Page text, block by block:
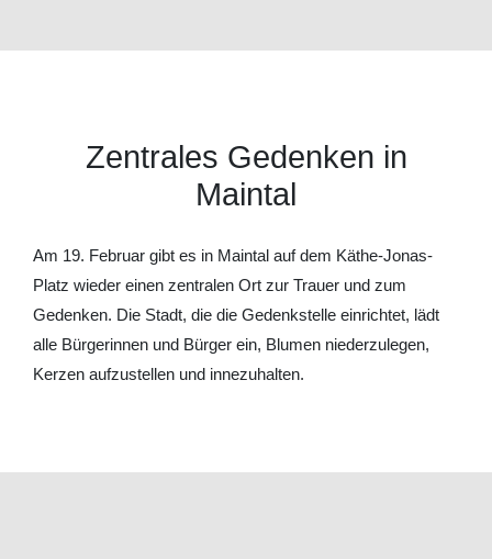
Zentrales Gedenken in
Maintal
Am 19. Februar gibt es in Maintal auf dem Käthe-Jonas-
Platz wieder einen zentralen Ort zur Trauer und zum
Gedenken. Die Stadt, die die Gedenkstelle einrichtet, lädt
alle Bürgerinnen und Bürger ein, Blumen niederzulegen,
Kerzen aufzustellen und innezuhalten.